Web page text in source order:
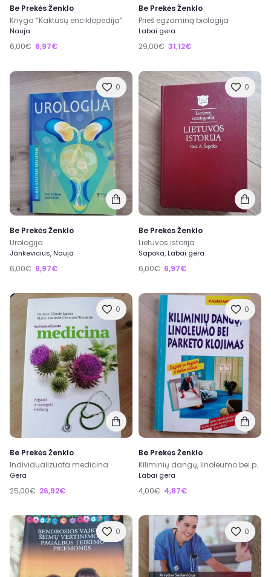
Be Prekės Ženklo
Knyga “Kaktusų enciklopedija”
Nauja
6,00€ 6,97€
Be Prekės Ženklo
Prieš egzaminą biologija
Labai gera
29,00€ 31,12€
0
Be Prekės Ženklo
Urologija
Jankevicius, Nauja
6,00€ 6,97€
0
Be Prekės Ženklo
Lietuvos istorija
Sapoka, Labai gera
6,00€ 6,97€
0
Be Prekės Ženklo
Individualizuota medicina
Gera
25,00€ 26,92€
0
Be Prekės Ženklo
Kiliminių dangų, linoleumo bei parketo klojimas
Labai gera
4,00€ 4,87€
0 0